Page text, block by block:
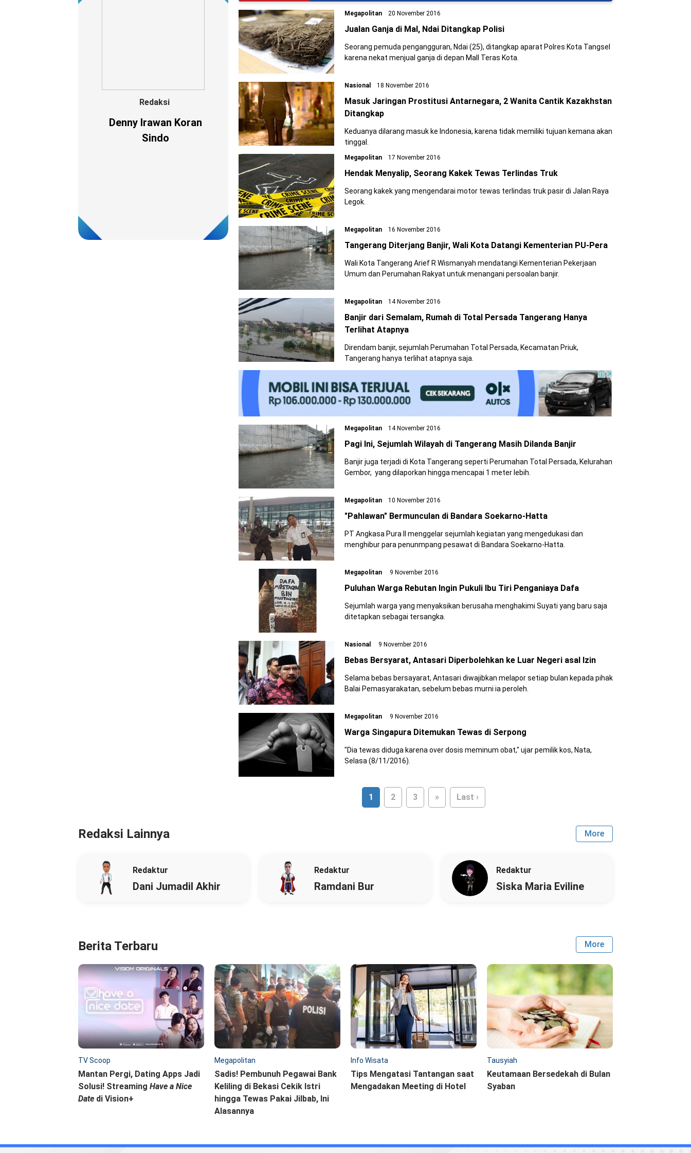
Redaksi
Denny Irawan Koran
Sindo
Megapolitan 20 November 2016
Jualan Ganja di Mal, Ndai Ditangkap Polisi
Seorang pemuda pengangguran, Ndai (25), ditangkap aparat Polres Kota Tangsel
karena nekat menjual ganja di depan Mall Teras Kota.
Nasional 18 November 2016
Masuk Jaringan Prostitusi Antarnegara, 2 Wanita Cantik Kazakhstan
Ditangkap
Keduanya dilarang masuk ke Indonesia, karena tidak memiliki tujuan kemana akan
tinggal.
Megapolitan 17 November 2016
Hendak Menyalip, Seorang Kakek Tewas Terlindas Truk
Seorang kakek yang mengendarai motor tewas terlindas truk pasir di Jalan Raya
Legok.
Megapolitan 16 November 2016
Tangerang Diterjang Banjir, Wali Kota Datangi Kementerian PU-Pera
Wali Kota Tangerang Arief R Wismanyah mendatangi Kementerian Pekerjaan
Umum dan Perumahan Rakyat untuk menangani persoalan banjir.
Megapolitan 14 November 2016
Banjir dari Semalam, Rumah di Total Persada Tangerang Hanya
Terlihat Atapnya
Direndam banjir, sejumlah Perumahan Total Persada, Kecamatan Priuk,
Tangerang hanya terlihat atapnya saja.
Megapolitan 14 November 2016
Pagi Ini, Sejumlah Wilayah di Tangerang Masih Dilanda Banjir
Banjir juga terjadi di Kota Tangerang seperti Perumahan Total Persada, Kelurahan
Gembor, yang dilaporkan hingga mencapai 1 meter lebih.
Megapolitan 10 November 2016
"Pahlawan" Bermunculan di Bandara Soekarno-Hatta
PT Angkasa Pura II menggelar sejumlah kegiatan yang mengedukasi dan
menghibur para penunmpang pesawat di Bandara Soekarno-Hatta.
Megapolitan 9 November 2016
Puluhan Warga Rebutan Ingin Pukuli Ibu Tiri Penganiaya Dafa
Sejumlah warga yang menyaksikan berusaha menghakimi Suyati yang baru saja
ditetapkan sebagai tersangka.
Nasional 9 November 2016
Bebas Bersyarat, Antasari Diperbolehkan ke Luar Negeri asal Izin
Selama bebas bersayarat, Antasari diwajibkan melapor setiap bulan kepada pihak
Balai Pemasyarakatan, sebelum bebas murni ia peroleh.
Megapolitan 9 November 2016
Warga Singapura Ditemukan Tewas di Serpong
"Dia tewas diduga karena over dosis meminum obat," ujar pemilik kos, Nata,
Selasa (8/11/2016).
1 2 3 » Last ›
Redaksi Lainnya More
Redaktur
Dani Jumadil Akhir
Redaktur
Ramdani Bur
Redaktur
Siska Maria Eviline
Berita Terbaru More
TV Scoop
Mantan Pergi, Dating Apps Jadi
Solusi! Streaming Have a Nice
Date di Vision+
Megapolitan
Sadis! Pembunuh Pegawai Bank
Keliling di Bekasi Cekik Istri
hingga Tewas Pakai Jilbab, Ini
Alasannya
Info Wisata
Tips Mengatasi Tantangan saat
Mengadakan Meeting di Hotel
Tausyiah
Keutamaan Bersedekah di Bulan
Syaban